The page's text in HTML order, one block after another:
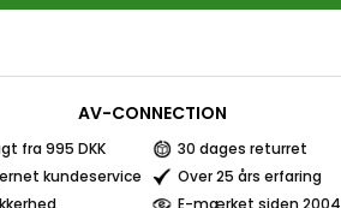
AV-CONNECTION
fra 995 DKK
30 dages returret
kundeservice
Over 25 års erfaring
E-mærket siden 2004